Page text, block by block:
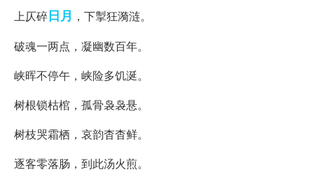
上仄碎日月 ，下掣狂漪涟。
破魂一两点，凝幽数百年。
峡晖不停午，峡险多饥涎。
树根锁枯棺，孤骨袅袅悬。
树枝哭霜栖，哀韵杳杳鲜。
逐客零落肠，到此汤火煎。